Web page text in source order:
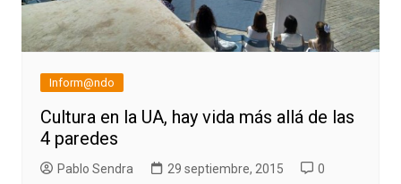
Inform@ndo
Cultura en la UA, hay vida más allá de las
4 paredes
Pablo Sendra 29 septiembre, 2015 0